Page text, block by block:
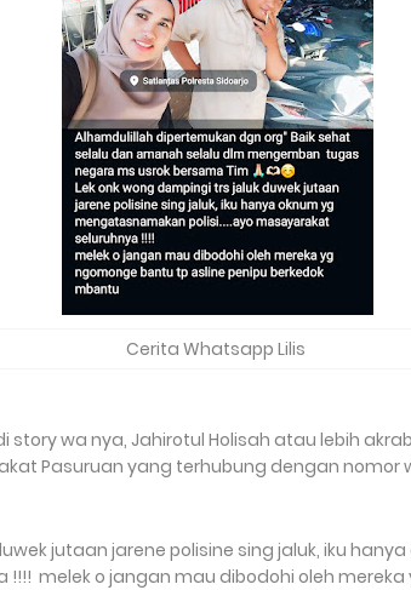
Cerita Whatsapp Lilis
story wa nya, Jahirotul Holisah atau lebih
Pasuruan yang terhubung dengan nomor
jutaan jarene polisine sing jaluk, iku
!!!! melek o jangan mau dibodohi oleh